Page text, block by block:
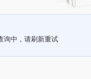
询中，请刷新重试